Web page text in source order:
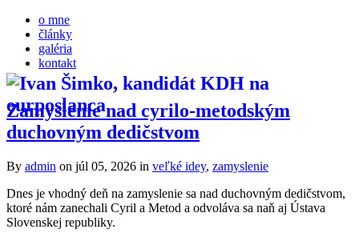
o mne
články
galéria
kontakt
Zamyslenie nad cyrilo-metodským
duchovným dedičstvom
By admin on júl 05, 2026 in veľké idey, zamyslenie
Dnes je vhodný deň na zamyslenie sa nad duchovným dedičstvom,
ktoré nám zanechali Cyril a Metod a odvoláva sa naň aj Ústava
Slovenskej republiky.